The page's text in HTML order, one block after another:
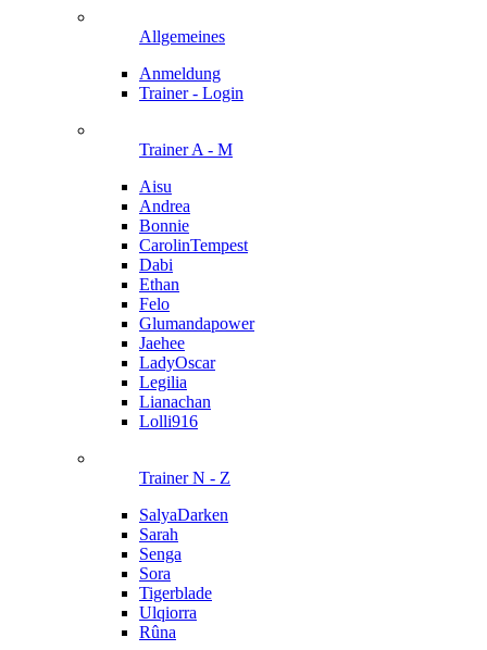
Allgemeines
Anmeldung
Trainer - Login
Trainer A - M
Aisu
Andrea
Bonnie
CarolinTempest
Dabi
Ethan
Felo
Glumandapower
Jaehee
LadyOscar
Legilia
Lianachan
Lolli916
Trainer N - Z
SalyaDarken
Sarah
Senga
Sora
Tigerblade
Ulqiorra
Rûna